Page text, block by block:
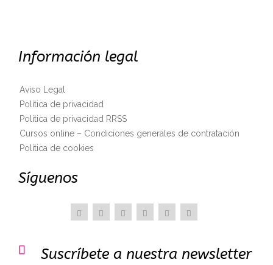
Información legal
Aviso Legal
Política de privacidad
Política de privacidad RRSS
Cursos online – Condiciones generales de contratación
Política de cookies
Síguenos
 Suscríbete a nuestra newsletter